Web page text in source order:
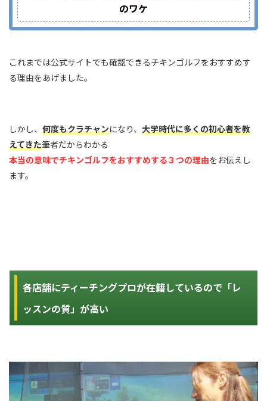
のワケ
これまでは公式サイトでも確認できるチキンゴルフをおすすめす
る理由をあげました。
しかし、 何度もクラチャンになり、 大学時代に多くの初心者を教
えてきた筆者だからわかる
本当の意味でチキンゴルフをおすすめする３つの理由をお伝えし
ます。
各店舗にティーチングプロが在籍しているので「レ
ッスンの質」が高い